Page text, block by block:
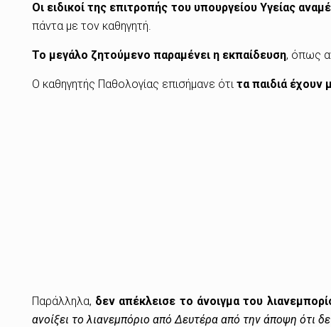
Οι ειδικοί της επιτροπής του υπουργείου Υγείας
πάντα με τον καθηγητή.
Το μεγάλο ζητούμενο παραμένει η εκπαίδευση, όπως
Ο καθηγητής Παθολογίας επισήμανε ότι τα παιδιά έχουν
Παράλληλα, δεν απέκλεισε το άνοιγμα του
ανοίξει το λιανεμπόριο από Δευτέρα από την άποψη ότι